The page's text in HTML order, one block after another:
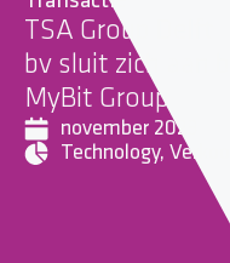
TSA Group Delft
bv sluit zich aan bij
MyBit Group
november 2023
Technology, Verkoop